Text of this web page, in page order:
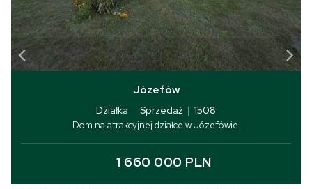
Józefów
Działka | Sprzedaż | 1508
Dom na atrakcyjnej działce w Józefówie.
1 660 000 PLN